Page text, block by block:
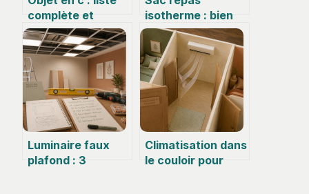
complète et
astuces pour tout
mémoriser
isotherme : bien
choisir et utiliser
son allié du
quotidien
Luminaire faux
plafond : 3
Climatisation dans
le couloir pour